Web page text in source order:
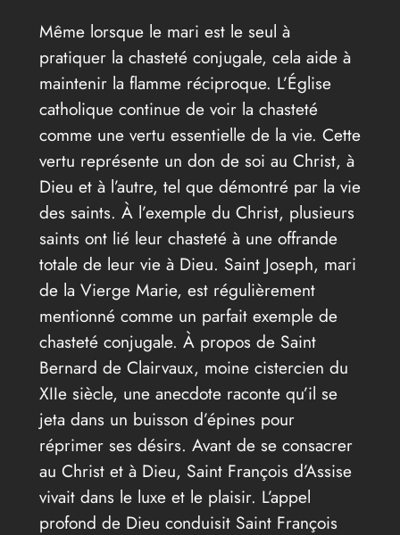
Même lorsque le mari est le seul à
pratiquer la chasteté conjugale, cela aide à
maintenir la flamme réciproque. L’Église
catholique continue de voir la chasteté
comme une vertu essentielle de la vie. Cette
vertu représente un don de soi au Christ, à
Dieu et à l’autre, tel que démontré par la vie
des saints. À l’exemple du Christ, plusieurs
saints ont lié leur chasteté à une offrande
totale de leur vie à Dieu. Saint Joseph, mari
de la Vierge Marie, est régulièrement
mentionné comme un parfait exemple de
chasteté conjugale. À propos de Saint
Bernard de Clairvaux, moine cistercien du
XIIe siècle, une anecdote raconte qu’il se
jeta dans un buisson d’épines pour
réprimer ses désirs. Avant de se consacrer
au Christ et à Dieu, Saint François d’Assise
vivait dans le luxe et le plaisir. L’appel
profond de Dieu conduisit Saint François